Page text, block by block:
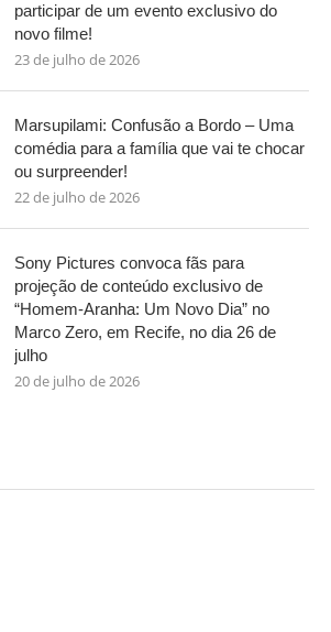
participar de um evento exclusivo do
novo filme!
23 de julho de 2026
Marsupilami: Confusão a Bordo – Uma
comédia para a família que vai te chocar
ou surpreender!
22 de julho de 2026
Sony Pictures convoca fãs para
projeção de conteúdo exclusivo de
“Homem-Aranha: Um Novo Dia” no
Marco Zero, em Recife, no dia 26 de
julho
20 de julho de 2026